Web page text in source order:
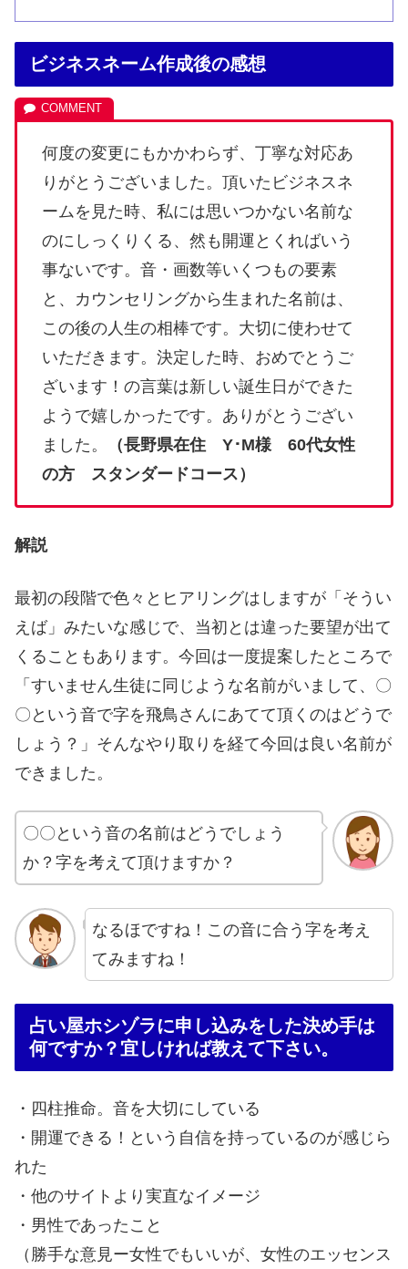
ビジネスネーム作成後の感想
何度の変更にもかかわらず、丁寧な対応あ
りがとうございました。頂いたビジネスネ
ームを見た時、私には思いつかない名前な
のにしっくりくる、然も開運とくればいう
事ないです。音・画数等いくつもの要素
と、カウンセリングから生まれた名前は、
この後の人生の相棒です。大切に使わせて
いただきます。決定した時、おめでとうご
ざいます！の言葉は新しい誕生日ができた
ようで嬉しかったです。ありがとうござい
ました。
（長野県在住 Y･M様 60代女性
の方 スタンダードコース）
解説
最初の段階で色々とヒアリングはしますが「そうい
えば」みたいな感じで、当初とは違った要望が出て
くることもあります。今回は一度提案したところで
「すいません生徒に同じような名前がいまして、〇
〇という音で字を飛鳥さんにあてて頂くのはどうで
しょう？」そんなやり取りを経て今回は良い名前が
できました。
〇〇という音の名前はどうでしょう
か？字を考えて頂けますか？
なるほですね！この音に合う字を考え
てみますね！
占い屋ホシゾラに申し込みをした決め手は
何ですか？宜しければ教えて下さい。
・四柱推命。音を大切にしている
・開運できる！という自信を持っているのが感じら
れた
・他のサイトより実直なイメージ
・男性であったこと
（勝手な意見ー女性でもいいが、女性のエッセンス